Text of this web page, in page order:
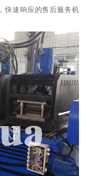
快速响应的售后服务机